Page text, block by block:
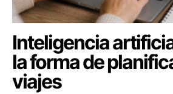
Inteligencia
la forma de
viajes